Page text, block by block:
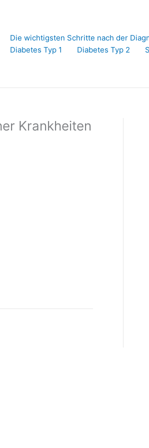
Die wichtigsten Schritte nach der
Diabetes Typ 1
Diabetes Typ 2
Krankheiten